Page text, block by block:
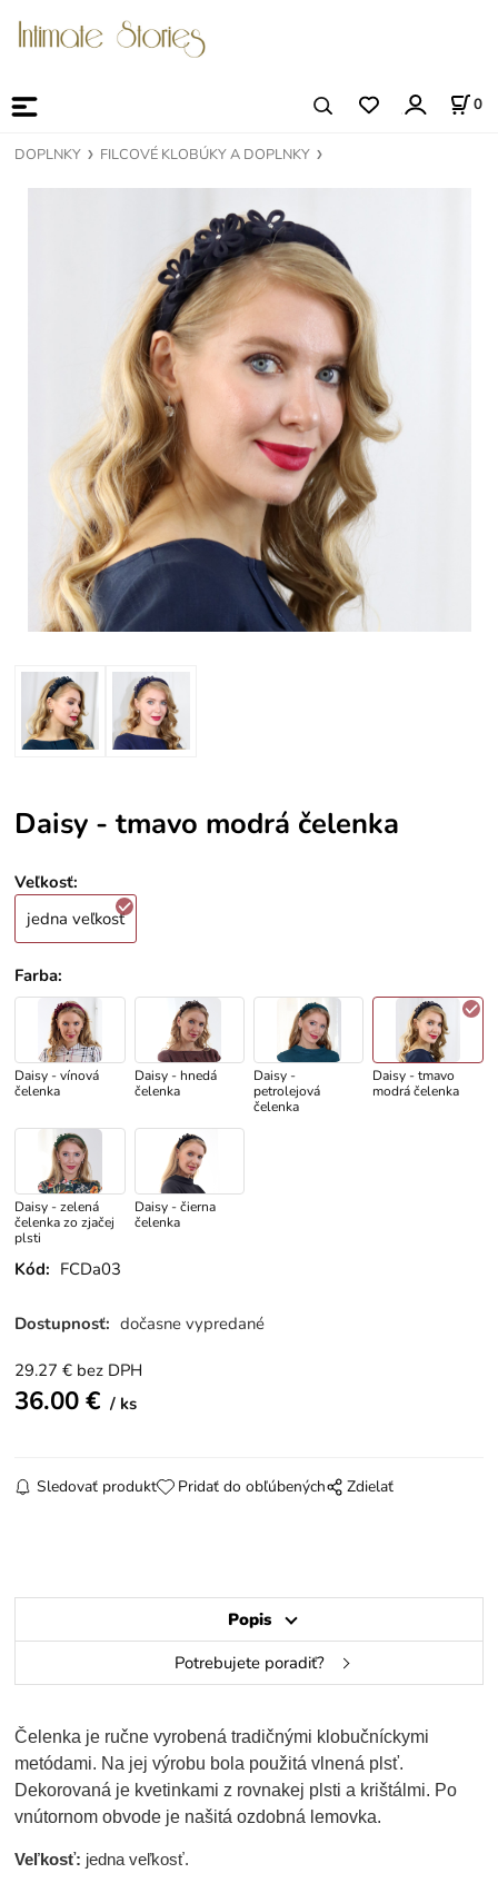
0
DOPLNKY FILCOVÉ KLOBÚKY A DOPLNKY
Daisy - tmavo modrá čelenka
Veľkosť:
jedna veľkosť
Farba:
Daisy - vínová
čelenka
Daisy - hnedá
čelenka
Daisy -
petrolejová
čelenka
Daisy - tmavo
modrá čelenka
Daisy - zelená
čelenka zo zjačej
plsti
Daisy - čierna
čelenka
Kód: FCDa03
Dostupnosť: dočasne vypredané
29.27 € bez DPH
36.00€ ks
Sledovať produkt Pridať do obľúbených Zdielať
Popis
Potrebujete poradiť?
Čelenka je ručne vyrobená tradičnými klobučníckymi
metódami. Na jej výrobu bola použitá vlnená plsť.
Dekorovaná je kvetinkami z rovnakej plsti a krištálmi. Po
vnútornom obvode je našitá ozdobná lemovka.
Veľkosť: jedna veľkosť.